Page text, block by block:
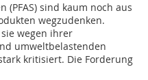
(PFAS) sind kaum noch aus
wegzudenken.
wegen ihrer
umweltbelastenden
kritisiert. Die Forderung